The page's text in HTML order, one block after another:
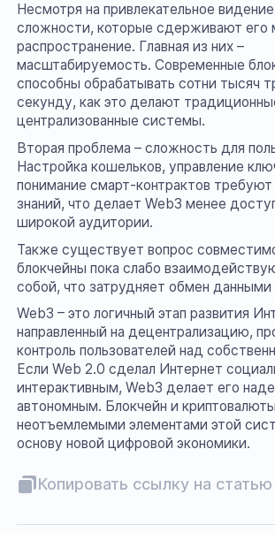
Несмотря на привлекательное
сложности, которые сдерживают его
распространение. Главная из них –
масштабируемость. Современные
способны обрабатывать сотни тысяч
секунду, как это делают
централизованные системы.
Вторая проблема – сложность для
Настройка кошельков, управление
понимание смарт-контрактов требуют
знаний, что делает Web3 менее
широкой аудитории.
Также существует вопрос
блокчейны пока слабо
собой, что затрудняет обмен данными
Web3 – это логичный этап развития
направленный на децентрализацию,
контроль пользователей над
Если Web 2.0 сделал Интернет
интерактивным, Web3 делает его
автономным. Блокчейн и
неотъемлемыми элементами этой
основу новой цифровой экономики.
Копировать ссылку на статью